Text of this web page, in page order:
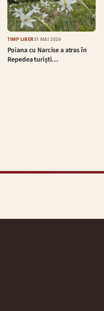
TIMP LIBER31 MAI 2026
Poiana cu Narcise a atras în
Repedea turiști…